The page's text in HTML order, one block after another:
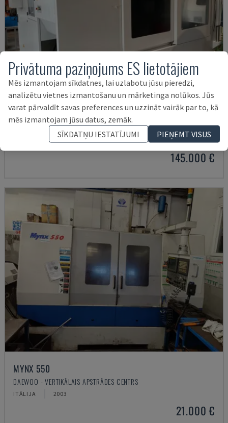
U5-1530
SPINNER - VERTIKĀLAIS APSTRĀDES CENTRS
2021 6.000 HRS
145.000 €
MYNX 550
DAEWOO - VERTIKĀLAIS APSTRĀDES CENTRS
ITĀLIJA 2003
21.000 €
Privātuma paziņojums ES lietotājiem
Mēs izmantojam sīkdatnes, lai uzlabotu jūsu pieredzi,
analizētu vietnes izmantošanu un mārketinga nolūkos. Jūs
varat pārvaldīt savas preferences un uzzināt vairāk par to, kā
mēs izmantojam jūsu datus, zemāk.
SĪKDATŅU IESTATĪJUMI
PIEŅEMT VISUS